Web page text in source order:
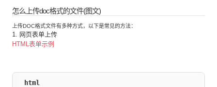
怎么上传doc格式的文件(图文)
上传DOC格式文件有多种方式，以下是常见的方法：
1. 网页表单上传
HTML表单示例
html